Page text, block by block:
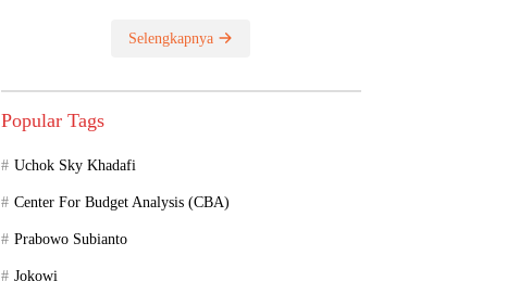
Selengkapnya
Popular Tags
Uchok Sky Khadafi
Center For Budget Analysis (CBA)
Prabowo Subianto
Jokowi